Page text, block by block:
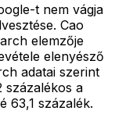
t nem vágja
Cao
elemzője
elenyésző
adatai szerint
százalékos a
63,1 százalék.